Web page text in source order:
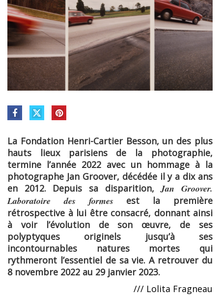
La Fondation Henri-Cartier Besson, un des plus
hauts lieux parisiens de la photographie,
termine l’année 2022 avec un hommage à la
photographe Jan Groover, décédée il y a dix ans
en 2012. Depuis sa disparition,Jan Groover.
Laboratoire des formes est la première
rétrospective à lui être consacré, donnant ainsi
à voir l’évolution de son œuvre, de ses
polyptyques originels jusqu’à ses
incontournables natures mortes qui
rythmeront l’essentiel de sa vie. A retrouver du
8 novembre 2022 au 29 janvier 2023.
/// Lolita Fragneau